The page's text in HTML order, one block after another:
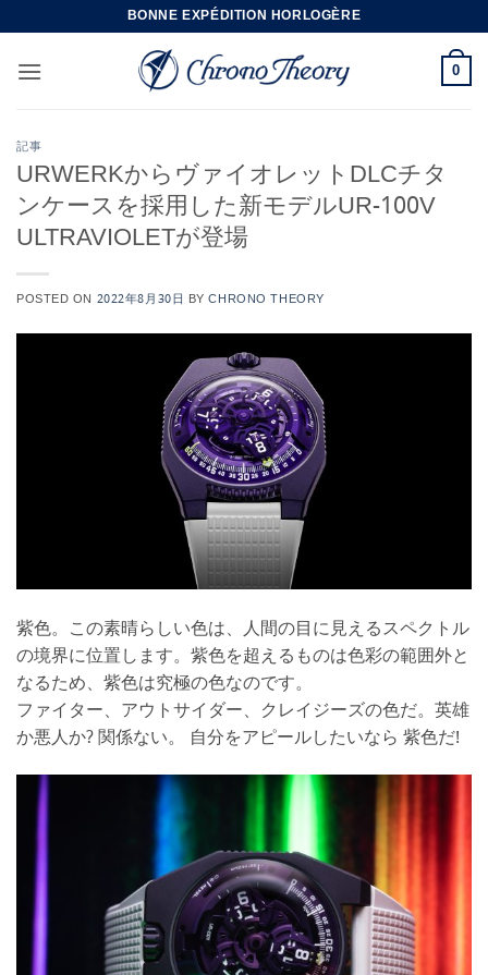
to
content
BONNE EXPÉDITION HORLOGÈRE
0
記事
URWERKからヴァイオレットDLCチタ
ンケースを採用した新モデルUR-100V
ULTRAVIOLETが登場
POSTED ON 2022年8月30日 BYCHRONO THEORY
紫色。この素晴らしい色は、人間の目に見えるスペクトル
の境界に位置します。紫色を超えるものは色彩の範囲外と
なるため、紫色は究極の色なのです。
ファイター、アウトサイダー、クレイジーズの色だ。英雄
か悪人か? 関係ない。 自分をアピールしたいなら 紫色だ!